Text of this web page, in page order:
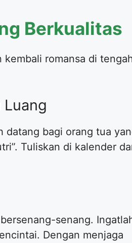
Berkualitas
romansa di
datang bagi orang tua
Tuliskan di kalender
senang.
Dengan menjaga